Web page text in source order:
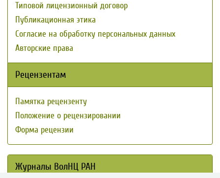
Типовой лицензионный договор
Публикационная этика
Согласие на обработку персональных данных
Авторские права
Рецензентам
Памятка рецензенту
Положение о рецензировании
Форма рецензии
Журналы ВолНЦ РАН